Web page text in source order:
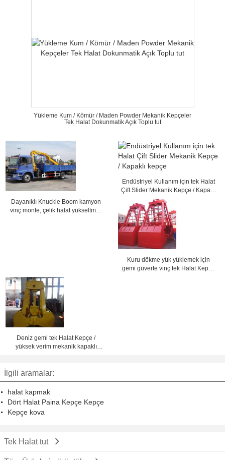
Yükleme Kum / Kömür / Maden Powder Mekanik Kepçeler
Tek Halat Dokunmatik Açık Toplu tut
Dayanıklı Knuckle Boom kamyon
vinç monte, çelik halat yükseltmek
Endüstriyel Kullanım için tek Halat
Çift Slider Mekanik Kepçe / Kapaklı
kepçe
Kuru dökme yük yüklemek için
gemi güverte vinç tek Halat Kepçe
Deniz gemi tek Halat Kepçe /
yüksek verim mekanik kapaklı
İlgili aramalar:
halat kapmak
Dört Halat Paina Kepçe Kepçe
Kepçe kova
Tek Halat tut